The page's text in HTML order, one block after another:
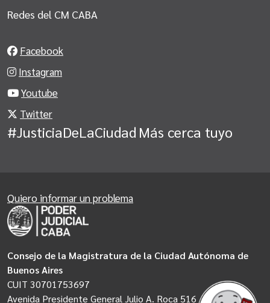
Redes del CM CABA
Facebook
Instagram
Youtube
Twitter
#JusticiaDeLaCiudad Más cerca tuyo
Consejo de la Magistratura de la Ciudad Autónoma de
Buenos Aires
CUIT 30701753697
Avenida Presidente General Julio A. Roca 516
Quiero informar un problema